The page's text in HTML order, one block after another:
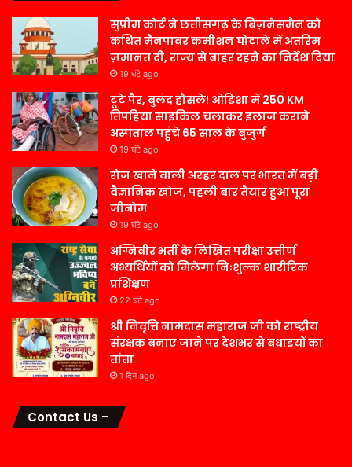
सुप्रीम कोर्ट ने छत्तीसगढ़ के बिज़नेसमैन को
कथित मैनपावर कमीशन घोटाले में अंतरिम
ज़मानत दी, राज्य से बाहर रहने का निर्देश दिया
19 घंटे ago
टूटे पैर, बुलंद हौसले! ओडिशा में 250 KM
तिपहिया साइकिल चलाकर इलाज कराने
अस्पताल पहुंचे 65 साल के बुजुर्ग
19 घंटे ago
रोज खाने वाली अरहर दाल पर भारत में बड़ी
वैज्ञानिक खोज, पहली बार तैयार हुआ पूरा
जीनोम
19 घंटे ago
अग्निवीर भर्ती के लिखित परीक्षा उत्तीर्ण
अभ्यर्थियों को मिलेगा निःशुल्क शारीरिक
प्रशिक्षण
22 घंटे ago
श्री निवृत्ति नामदास महाराज जी को राष्ट्रीय
संरक्षक बनाए जाने पर देशभर से बधाइयों का
तांता
1 दिन ago
Contact Us –